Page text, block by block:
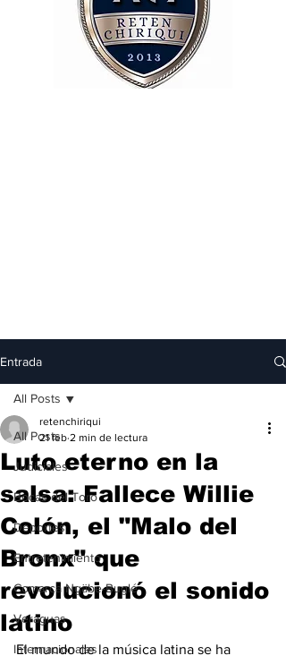
Entrada
All Posts
Judiciales
Bocas del Toro
Deportes
Entretenimiento
Comarca Ngäbe-Buglé
Veraguas
Internacionales
All Posts
Luto eterno en la
salsa: Fallece Willie
Colón, el "Malo del
Bronx" que
revolucionó el sonido
latino
retenchiriqui
21 feb 2 min de lectura
El mundo de la música latina se ha